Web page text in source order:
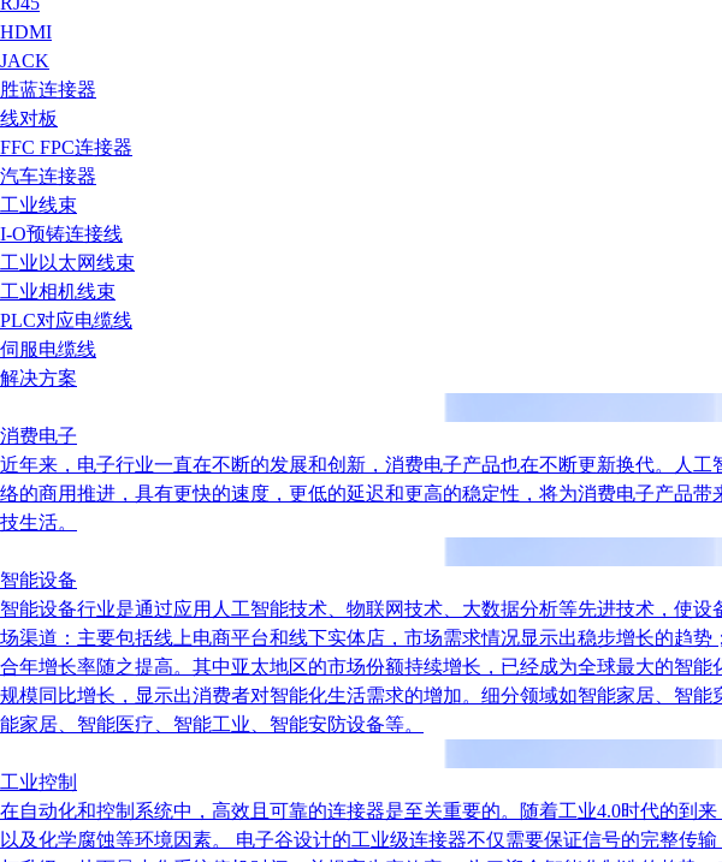
HDMI
JACK
胜蓝连接器
线对板
FFC FPC连接器
汽车连接器
工业线束
I-O预铸连接线
工业以太网线束
工业相机线束
PLC对应电缆线
伺服电缆线
解决方案
消费电子
近年来，电子行业一直在不断的发展和创新，消费电子产品也在不断更新换代。人
络的商用推进，具有更快的速度，更低的延迟和更高的稳定性，将为消费电子产品
技生活。
智能设备
智能设备行业是通过应用人工智能技术、物联网技术、大数据分析等先进技术，使
场渠道：主要包括线上电商平台和线下实体店，市场需求情况显示出稳步增长的趋
合年增长率随之提高。其中亚太地区的市场份额持续增长，已经成为全球最大的智
规模同比增长，显示出消费者对智能化生活需求的增加。细分领域如智能家居、智
能家居、智能医疗、智能工业、智能安防设备等。
工业控制
在自动化和控制系统中，高效且可靠的连接器是至关重要的。随着工业4.0时代的到
以及化学腐蚀等环境因素。 电子谷设计的工业级连接器不仅需要保证信号的完整传